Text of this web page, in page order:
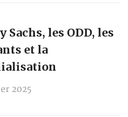
Sachs, les ODD, les
et la
2025